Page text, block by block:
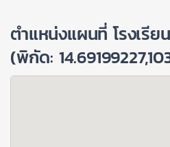
ตำแหน่งแผนที่ โรงเรีย
(พิกัด: